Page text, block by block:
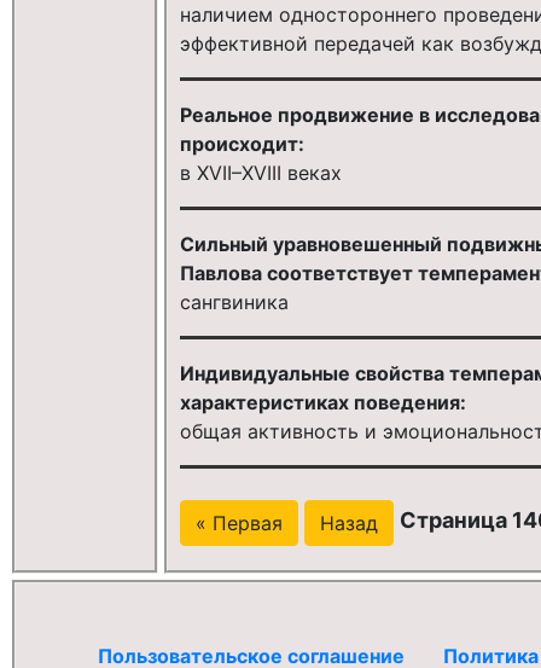
наличием одностороннего
эффективной передачей как
Реальное продвижение в
происходит:
в XVII–XVIII веках
Сильный уравновешенный
Павлова соответствует
сангвиника
Индивидуальные свойства
характеристиках поведения:
общая активность и
« Первая Назад Страница
Пользовательское соглашение